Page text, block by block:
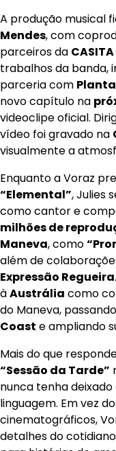
A produção musical
Mendes, com
parceiros da CASITA
trabalhos da banda,
parceria com
novo capítulo na
videoclipe oficial.
vídeo foi gravado na
visualmente a
Enquanto a Voraz
“Elemental”, Julies
como cantor e
milhões de
Maneva, como
além de
Expressão Regueira
àAustrália como
do Maneva,
Coast e ampliando
Mais do que
“Sessão da Tarde”
nunca tenha
linguagem. Em vez
cinematográficos,
detalhes do